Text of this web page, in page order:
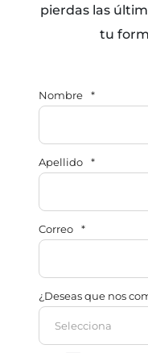
pierdas las
tu
Nombre *
Apellido *
Correo *
¿Deseas que nos